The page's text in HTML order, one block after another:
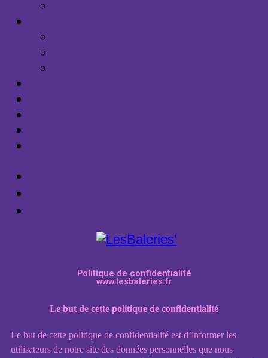
Politique de confidentialité
www.lesbaleries.fr
Le but de cette politique de confidentialité
Le but de cette politique de confidentialité est d’informer les
utilisateurs de notre site des données personnelles que nous